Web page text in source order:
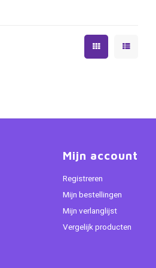
Mijn account
Registreren
Mijn bestellingen
Mijn verlanglijst
Vergelijk producten